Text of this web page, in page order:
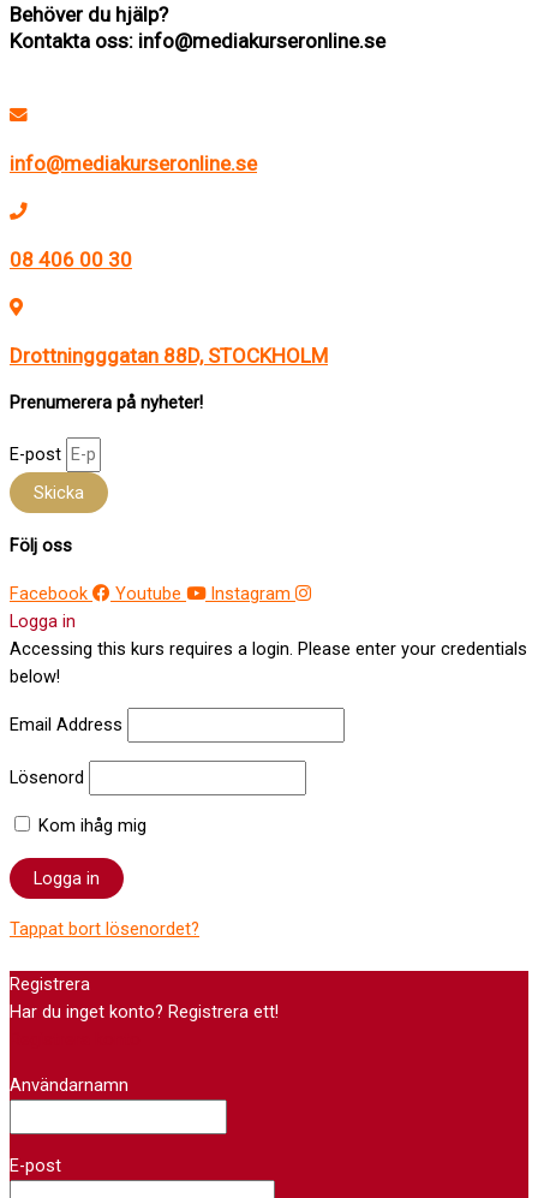
Behöver du hjälp?
Kontakta oss: info@mediakurseronline.se
info@mediakurseronline.se
08 406 00 30
Drottningggatan 88D, STOCKHOLM
Prenumerera på nyheter!
E-post
Skicka
Följ oss
Facebook Youtube
Instagram
Logga in
Accessing this kurs requires a login. Please enter your credentials
below!
Email Address
Lösenord
Kom ihåg mig
Tappat bort lösenordet?
Registrera
Har du inget konto? Registrera ett!
Användarnamn
E-post